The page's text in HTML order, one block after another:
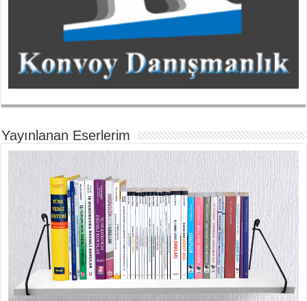
Yayınlanan Eserlerim